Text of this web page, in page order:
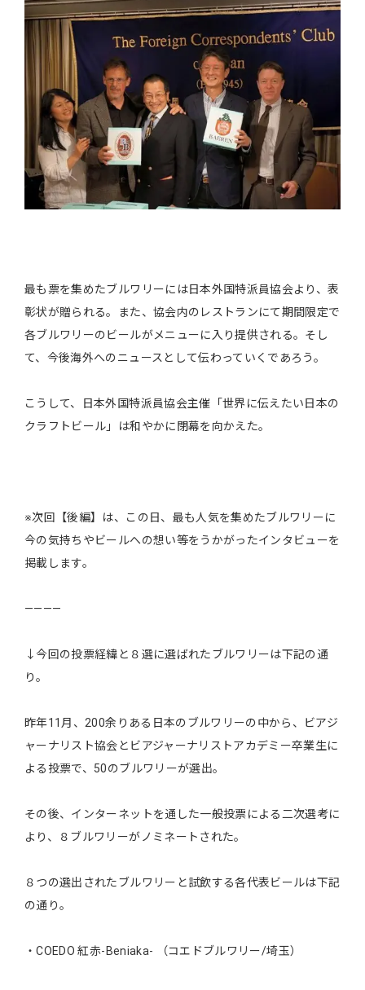
最も票を集めたブルワリーには日本外国特派員協会より、表
彰状が贈られる。また、協会内のレストランにて期間限定で
各ブルワリーのビールがメニューに入り提供される。そし
て、今後海外へのニュースとして伝わっていくであろう。
こうして、日本外国特派員協会主催「世界に伝えたい日本の
クラフトビール」は和やかに閉幕を向かえた。
※次回【後編】は、この日、最も人気を集めたブルワリーに
今の気持ちやビールへの想い等をうかがったインタビューを
掲載します。
————
↓今回の投票経緯と８選に選ばれたブルワリーは下記の通
り。
昨年11月、200余りある日本のブルワリーの中から、ビアジ
ャーナリスト協会とビアジャーナリストアカデミー卒業生に
よる投票で、50のブルワリーが選出。
その後、インターネットを通した一般投票による二次選考に
より、８ブルワリーがノミネートされた。
８つの選出されたブルワリーと試飲する各代表ビールは下記
の通り。
・COEDO 紅赤-Beniaka- （コエドブルワリー/埼玉）